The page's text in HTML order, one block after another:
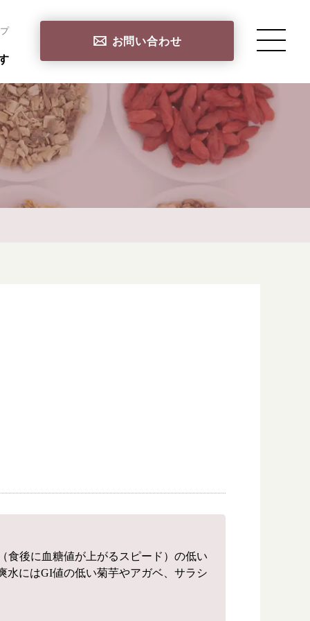
お問い合わせ
食後に血糖値が上がるスピード）の低い
水にはGI値の低い菊芋やアガベ、サラシ